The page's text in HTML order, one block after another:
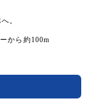
。
から約100m